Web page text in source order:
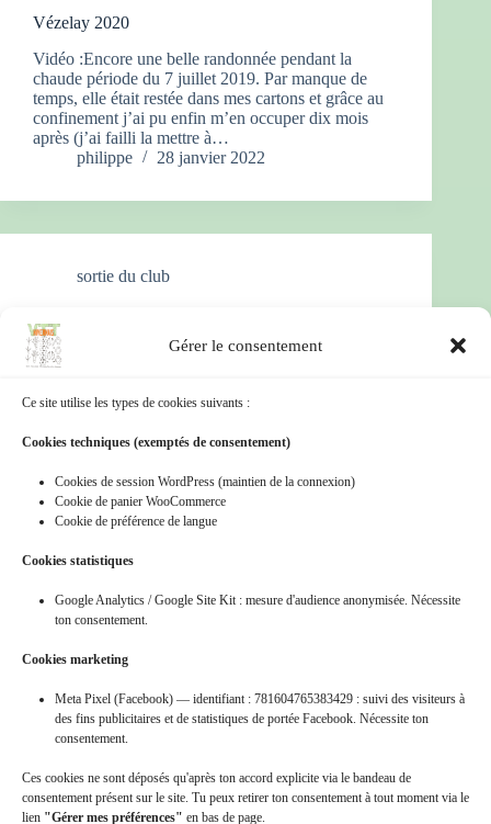
Gérer le consentement
Ce site utilise les types de cookies suivants :
Cookies techniques (exemptés de consentement)
Cookies de session WordPress (maintien de la connexion)
Cookie de panier WooCommerce
Cookie de préférence de langue
Cookies statistiques
Google Analytics / Google Site Kit : mesure d'audience anonymisée. Nécessite
ton consentement.
Cookies marketing
Meta Pixel (Facebook) — identifiant : 781604765383429 : suivi des visiteurs à
des fins publicitaires et de statistiques de portée Facebook. Nécessite ton
consentement.
Ces cookies ne sont déposés qu'après ton accord explicite via le bandeau de
consentement présent sur le site. Tu peux retirer ton consentement à tout moment via le
lien "Gérer mes préférences" en bas de page.
Vézelay 2020
Vidéo :Encore une belle randonnée pendant la
chaude période du 7 juillet 2019. Par manque de
temps, elle était restée dans mes cartons et grâce au
confinement j’ai pu enfin m’en occuper dix mois
après (j’ai failli la mettre à…
philippe
28 janvier 2022
sortie du club
Champlemy 2020
Vidéo :La dernière rando
l’ambiance du Coronavirus avec de l’humour et un
confinement). Sinon, vous pourrez y découvrir…
Meubles Gordet
SPORT ZEN
Artisans Plus
L’échappée du cycliste
Donner votre avis duVTT Nivernaissur